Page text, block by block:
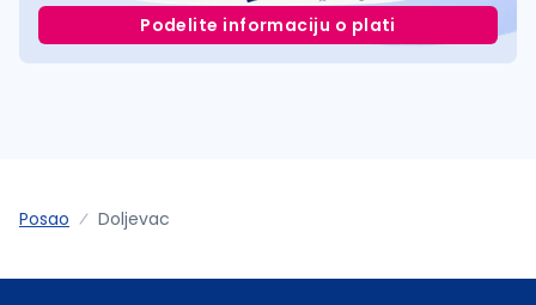
Podelite informaciju o plati
Posao Doljevac